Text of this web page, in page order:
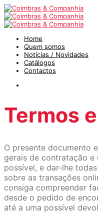
Home
Quem somos
Notícias / Novidades
Catálogos
Contactos
Termos
O presente documento
gerais de contratação
possível, e dar-lhe
sobre as transações
consiga compreender
desde o pedido de
até a uma possível